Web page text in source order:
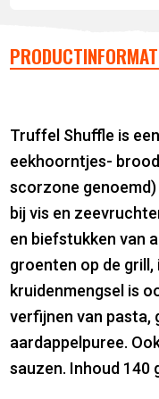
Truffel Shuffle is
eekhoorntjes-
scorzone
bij vis en
en biefstukken van
groenten op de
kruidenmengsel is
verfijnen van pasta,
aardappelpuree.
sauzen. Inhoud 140